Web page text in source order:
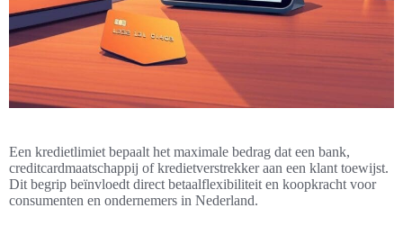
Een kredietlimiet bepaalt het maximale bedrag dat een bank,
creditcardmaatschappij of kredietverstrekker aan een klant toewijst.
Dit begrip beïnvloedt direct betaalflexibiliteit en koopkracht voor
consumenten en ondernemers in Nederland.